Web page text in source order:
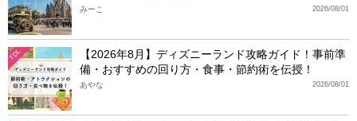
2026/08/01
みーこ
TDL
【2026年8月】ディズニーランド攻略ガイド！事前準
備・おすすめの回り方・食事・節約術を伝授！
2026/08/01
あやな